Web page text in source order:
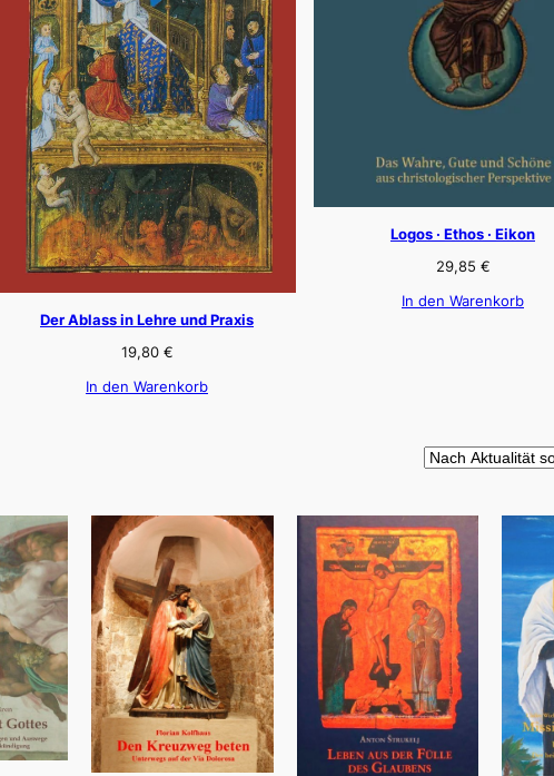
Der Ablass in Lehre und Praxis
19,80 €
In den Warenkorb
Logos · Ethos · Eikon
29,85 €
In den Warenkorb